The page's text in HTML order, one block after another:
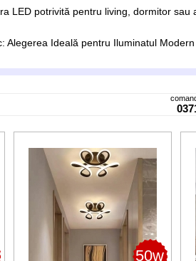
LED potrivită pentru living, dormitor sau
Alegerea Ideală pentru Iluminatul
50w